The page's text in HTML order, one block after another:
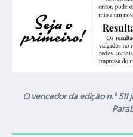
O vencedor da edição n.º